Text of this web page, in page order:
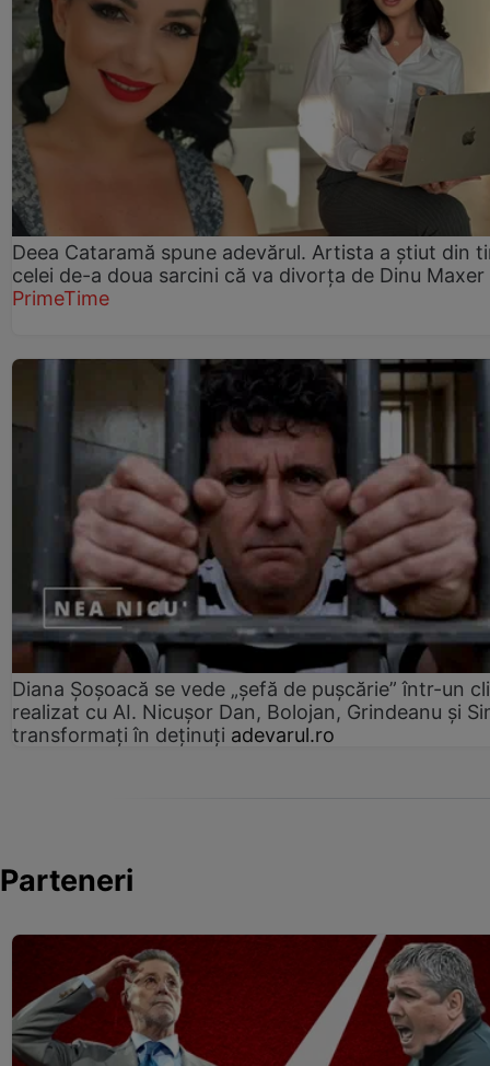
Deea Cataramă spune adevărul. Artista a știut din
celei de-a doua sarcini că va divorța de Dinu Maxer
PrimeTime
Diana Șoșoacă se vede „șefă de pușcărie” într-un
realizat cu AI. Nicușor Dan, Bolojan, Grindeanu și
transformați în deținuți adevarul.ro
Parteneri